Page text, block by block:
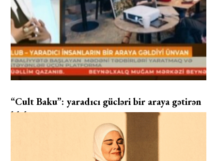
“Cult Baku”: yaradıcı gücləri bir araya gətirən
klub